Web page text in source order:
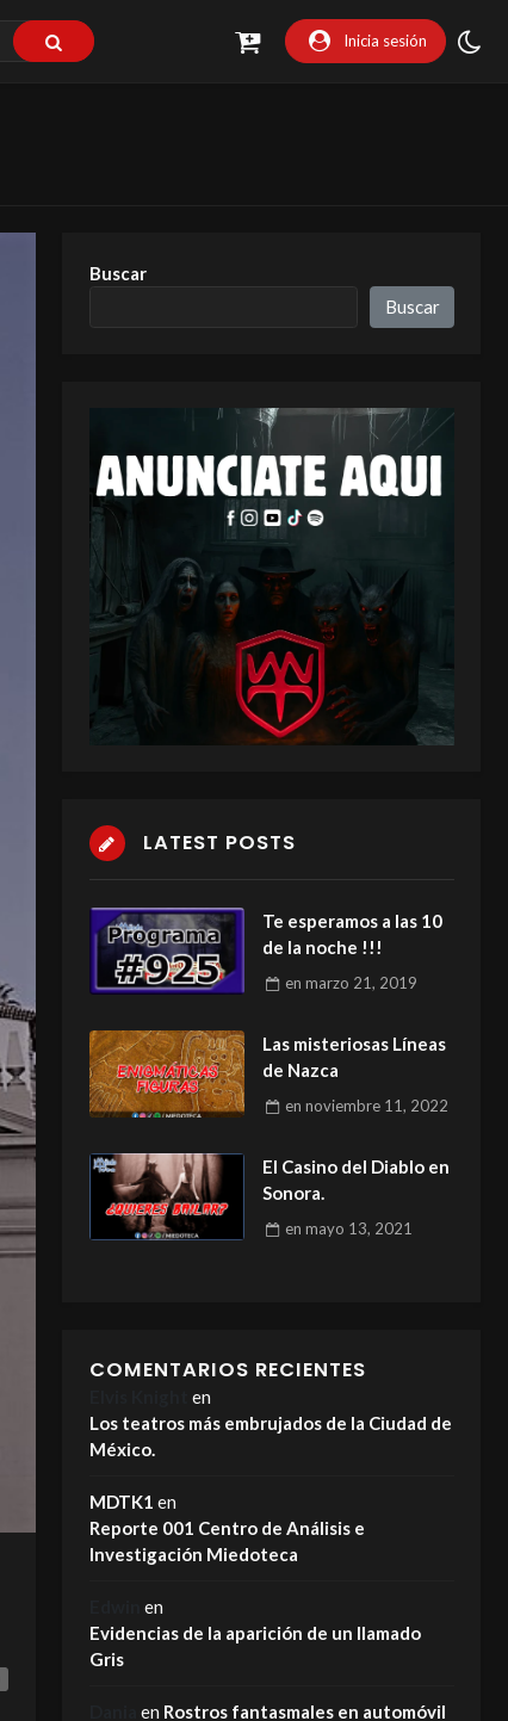
Inicia sesión
Buscar
Buscar
LATEST POSTS
Te esperamos a las 10
de la noche !!!
enmarzo 21, 2019
Las misteriosas Líneas
de Nazca
ennoviembre 11, 2022
El Casino del Diablo en
Sonora.
enmayo 13, 2021
COMENTARIOS RECIENTES
en
Los teatros más embrujados de la Ciudad de
México.
MDTK1 en
Reporte 001 Centro de Análisis e
Investigación Miedoteca
en
Evidencias de la aparición de un llamado
Gris
en Rostros fantasmales en automóvil